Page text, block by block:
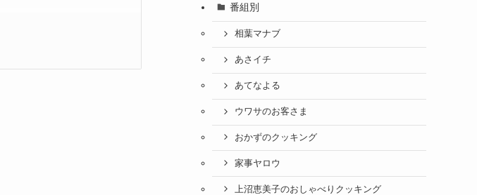
番組別
相葉マナブ
あさイチ
あてなよる
ウワサのお客さま
おかずのクッキング
家事ヤロウ
上沼恵美子のおしゃべりクッキング